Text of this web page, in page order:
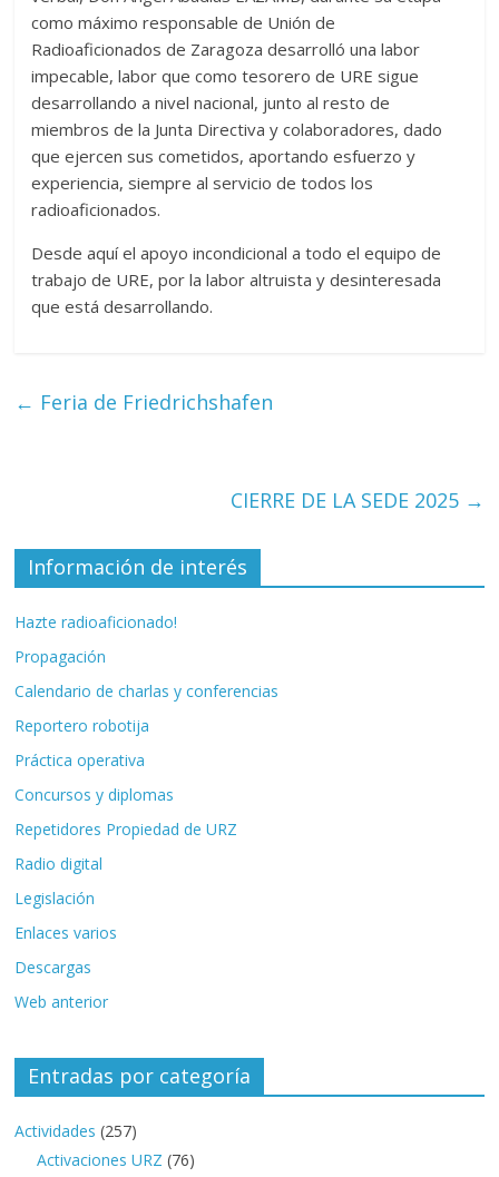
Zaragoza
como máximo responsable de Unión de
Radioaficionados de Zaragoza desarrolló una labor
impecable, labor que como tesorero de URE sigue
desarrollando a nivel nacional, junto al resto de
miembros de la Junta Directiva y colaboradores, dado
que ejercen sus cometidos, aportando esfuerzo y
experiencia, siempre al servicio de todos los
radioaficionados.
Desde aquí el apoyo incondicional a todo el equipo de
trabajo de URE, por la labor altruista y desinteresada
que está desarrollando.
← Feria de Friedrichshafen
CIERRE DE LA SEDE 2025 →
Información de interés
Hazte radioaficionado!
Propagación
Calendario de charlas y conferencias
Reportero robotija
Práctica operativa
Concursos y diplomas
Repetidores Propiedad de URZ
Radio digital
Legislación
Enlaces varios
Descargas
Web anterior
Entradas por categoría
Actividades (257)
Activaciones URZ (76)